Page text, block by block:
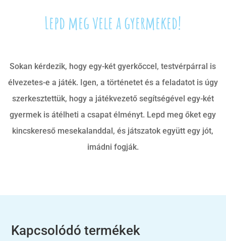
Lepd meg vele a gyermeked!
Sokan kérdezik, hogy egy-két gyerkőccel, testvérpárral is
élvezetes-e a játék. Igen, a történetet és a feladatot is úgy
szerkesztettük, hogy a játékvezető segítségével egy-két
gyermek is átélheti a csapat élményt. Lepd meg őket egy
kincskereső mesekalanddal, és játszatok együtt egy jót,
imádni fogják.
Kapcsolódó termékek